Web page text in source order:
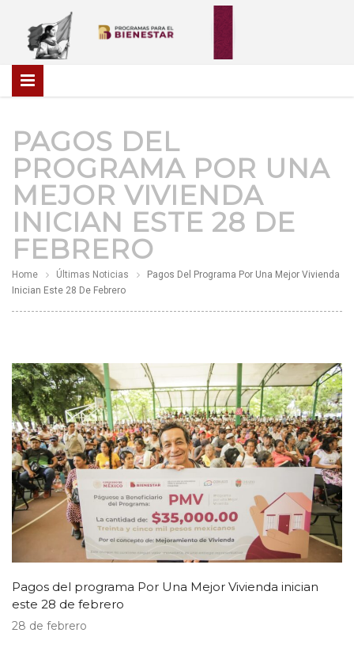
PAGOS DEL
PROGRAMA POR UNA
MEJOR VIVIENDA
INICIAN ESTE 28 DE
FEBRERO
Home Últimas Noticias
Pagos Del Programa Por Una Mejor Vivienda
Inician Este 28 De Febrero
Pagos del programa Por Una Mejor Vivienda inician
este 28 de febrero
28 de febrero